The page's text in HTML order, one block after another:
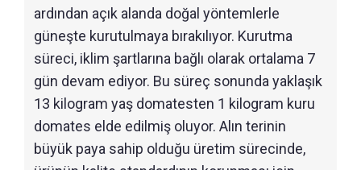
ardından açık alanda doğal yöntemlerle
güneşte kurutulmaya bırakılıyor. Kurutma
süreci, iklim şartlarına bağlı olarak ortalama 7
gün devam ediyor. Bu süreç sonunda yaklaşık
13 kilogram yaş domatesten 1 kilogram kuru
domates elde edilmiş oluyor. Alın terinin
büyük paya sahip olduğu üretim sürecinde,